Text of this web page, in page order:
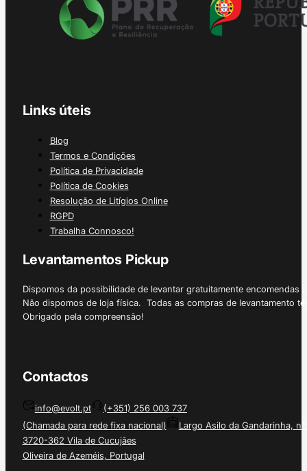
Links úteis
Blog
Termos e Condições
Política de Privacidade
Política de Cookies
Resolução de Litígios Online
RGPD
Trabalha Connosco!
Levantamentos Pickup
Dispomos da possibilidade de levantar gratuitamente
Não dispomos de loja física. Todas as compras de levantamento
Obrigado pela compreensão!
Contactos
info@evolt.pt
(+351) 256 003 737
(Chamada para rede fixa nacional)
Largo Asilo da Gandarinha, nº
3720-362 Vila de Cucujães
Oliveira de Azeméis, Portugal